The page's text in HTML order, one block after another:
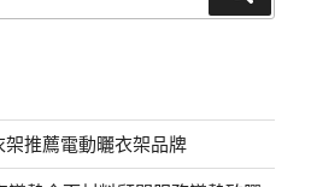
推薦電動曬衣架品牌